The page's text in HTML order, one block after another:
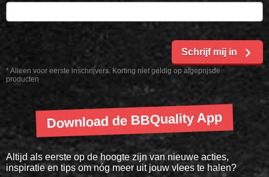
* Alleen voor eerste inschrijvers. Korting niet geldig op afgeprijsde
producten
Schrijf mij in
Download de BBQuality App
Altijd als eerste op de hoogte zijn van nieuwe acties,
inspiratie en tips om nóg meer uit jouw vlees te halen?